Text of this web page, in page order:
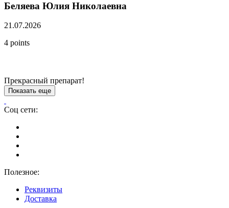
Беляева Юлия Николаевна
21.07.2026
4 points
Прекрасный препарат!
Показать еще
Соц сети:
Полезное:
Реквизиты
Доставка